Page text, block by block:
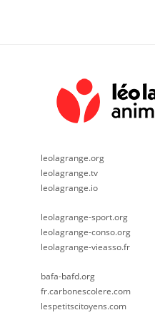
leolagrange.org
leolagrange.tv
leolagrange.io
leolagrange-sport.org
leolagrange-conso.org
leolagrange-vieasso.fr
bafa-bafd.org
fr.carbonescolere.com
lespetitscitoyens.com